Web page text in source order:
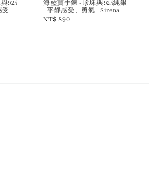
925
受 -
海藍寶手鍊 - 珍珠與925純銀
- 平靜感受、勇氣 - Sirena
Regular
NT$ 890